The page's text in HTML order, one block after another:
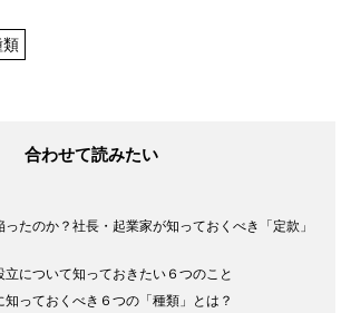
類
合わせて読みたい
たのか？社長・起業家が知っておくべき「定款」
について知っておきたい６つのこと
っておくべき６つの「種類」とは？